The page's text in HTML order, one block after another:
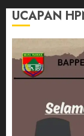
UCAPAN